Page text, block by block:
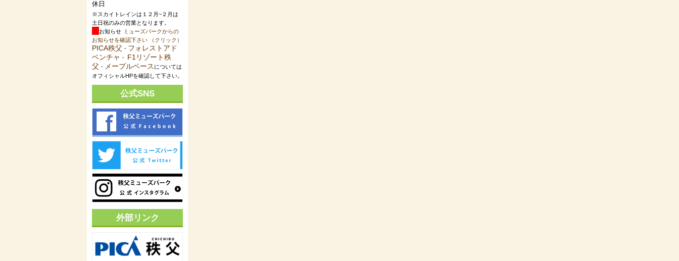
休日
※スカイトレインは１２月~２月は
土日祝のみの営業となります。
お知らせ ミューズパークからの
お知らせを確認下さい （クリック）
PICA秩父 ・ フォレストアド
ベンチャ ・ F1リゾート秩
父 ・ メープルベース については
オフィシャルHPを確認して下さい。
公式SNS
外部リンク